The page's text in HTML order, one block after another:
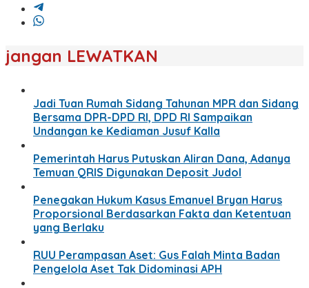
jangan LEWATKAN
Jadi Tuan Rumah Sidang Tahunan MPR dan Sidang
Bersama DPR-DPD RI, DPD RI Sampaikan
Undangan ke Kediaman Jusuf Kalla
Pemerintah Harus Putuskan Aliran Dana, Adanya
Temuan QRIS Digunakan Deposit Judol
Penegakan Hukum Kasus Emanuel Bryan Harus
Proporsional Berdasarkan Fakta dan Ketentuan
yang Berlaku
RUU Perampasan Aset: Gus Falah Minta Badan
Pengelola Aset Tak Didominasi APH